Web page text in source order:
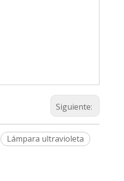
Siguiente:
Lámpara ultravioleta